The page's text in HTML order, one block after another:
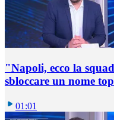
"Napoli, ecco la
sbloccare un nome
01:01